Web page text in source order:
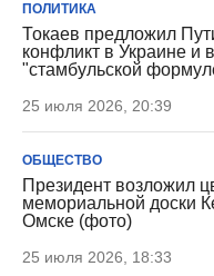
ПОЛИТИКА
Токаев предложил
конфликт в Украине и
"стамбульской
25 июля 2026, 20:39
ОБЩЕСТВО
Президент возложил
мемориальной доски
Омске (фото)
25 июля 2026, 18:33